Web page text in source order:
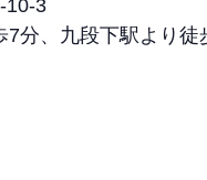
10-3
分、九段下駅より徒